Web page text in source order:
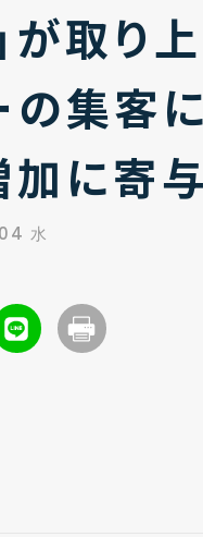
が取り
集客
に寄
水